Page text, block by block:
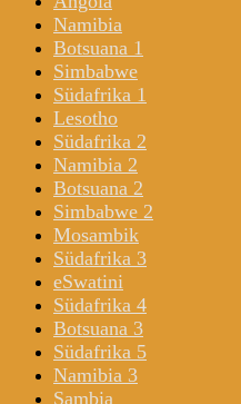
Namibia
Botsuana 1
Simbabwe
Südafrika 1
Lesotho
Südafrika 2
Namibia 2
Botsuana 2
Simbabwe 2
Mosambik
Südafrika 3
eSwatini
Südafrika 4
Botsuana 3
Südafrika 5
Namibia 3
Sambia